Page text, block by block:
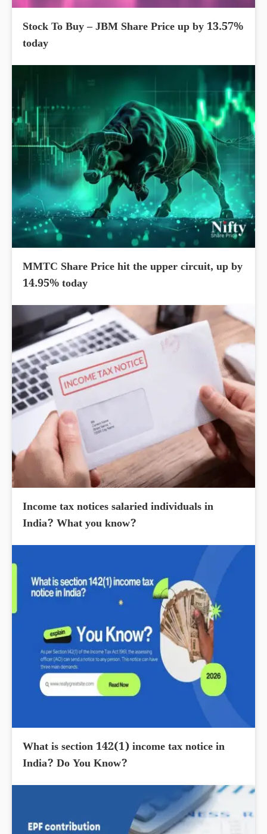
Stock To Buy – JBM Share Price up by 13.57%
today
MMTC Share Price hit the upper circuit, up by
14.95% today
Income tax notices salaried individuals in
India? What you know?
What is section 142(1) income tax notice in
India? Do You Know?